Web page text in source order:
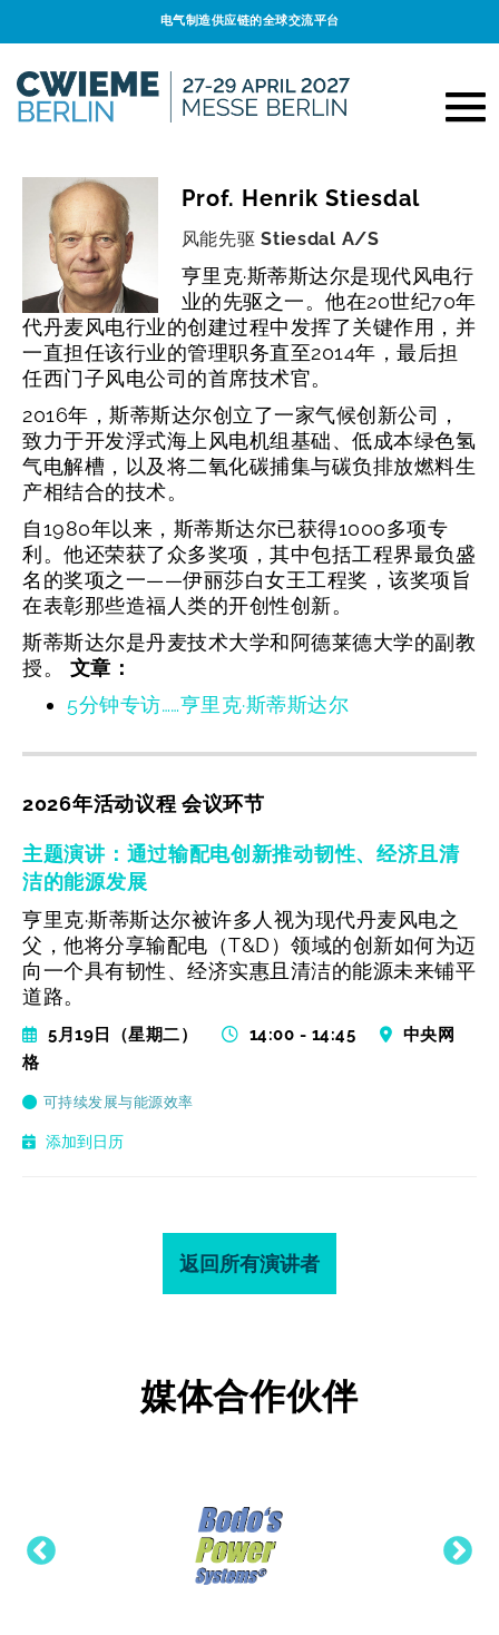
电气制造供应链的全球交流平台
Prof. Henrik Stiesdal
风能先驱 Stiesdal A/S
亨里克·斯蒂斯达尔是现代风电行
业的先驱之一。他在20世纪70年
代丹麦风电行业的创建过程中发挥了关键作用，并
一直担任该行业的管理职务直至2014年，最后担
任西门子风电公司的首席技术官。
2016年，斯蒂斯达尔创立了一家气候创新公司，
致力于开发浮式海上风电机组基础、低成本绿色氢
气电解槽，以及将二氧化碳捕集与碳负排放燃料生
产相结合的技术。
自1980年以来，斯蒂斯达尔已获得1000多项专
利。他还荣获了众多奖项，其中包括工程界最负盛
名的奖项之一——伊丽莎白女王工程奖，该奖项旨
在表彰那些造福人类的开创性创新。
斯蒂斯达尔是丹麦技术大学和阿德莱德大学的副教
授。
文章：
5分钟专访……亨里克·斯蒂斯达尔
2026年活动议程 会议环节
主题演讲：通过输配电创新推动韧性、经济且清
洁的能源发展
亨里克·斯蒂斯达尔被许多人视为现代丹麦风电之
父，他将分享输配电（T&D）领域的创新如何为迈
向一个具有韧性、经济实惠且清洁的能源未来铺平
道路。
5月19日（星期二） 14:00 - 14:45
中央网
格
可持续发展与能源效率
添加到日历
返回所有演讲者
媒体合作伙伴